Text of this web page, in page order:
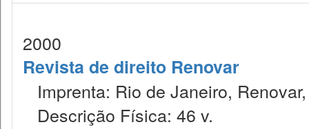
2000
Revista de direito Renovar
Imprenta: Rio de Janeiro,
Descrição Física: 46 v.